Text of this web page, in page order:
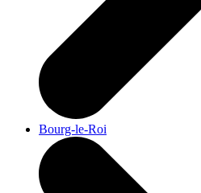
Bourg-le-Roi